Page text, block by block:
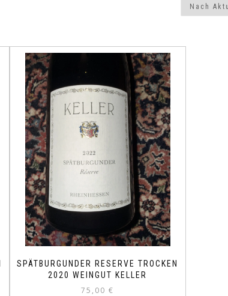
SPÄTBURGUNDER RESERVE TROCKEN
2020 WEINGUT KELLER
75,00€